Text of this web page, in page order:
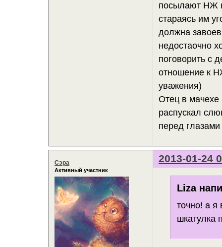
посылают НЖ
стараясь им
должна
недостаочно
поговорить с
отношение к
уважения)
Отец в
распускал
перед
2013-01-24
Сэра
Активный участник
Liza
точно! а я
шкатулка